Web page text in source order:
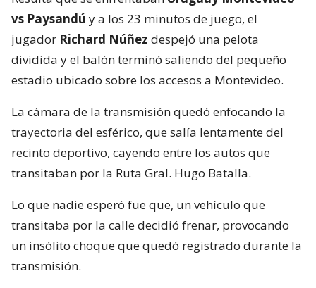
vs Paysandú y a los 23 minutos de juego, el
jugador Richard Núñez despejó una pelota
dividida y el balón terminó saliendo del pequeño
estadio ubicado sobre los accesos a Montevideo.
La cámara de la transmisión quedó enfocando la
trayectoria del esférico, que salía lentamente del
recinto deportivo, cayendo entre los autos que
transitaban por la Ruta Gral. Hugo Batalla.
Lo que nadie esperó fue que, un vehículo que
transitaba por la calle decidió frenar, provocando
un insólito choque que quedó registrado durante la
transmisión.